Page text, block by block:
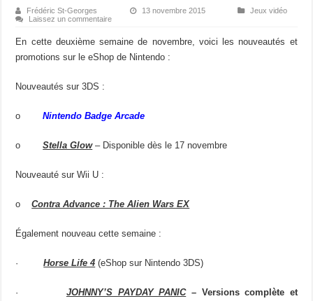
Frédéric St-Georges 13 novembre 2015
Jeux vidéo
Laissez un commentaire
En cette deuxième semaine de novembre, voici les nouveautés et
promotions sur le eShop de Nintendo :
Nouveautés sur 3DS :
oNintendo Badge Arcade
o Stella Glow –Disponible dès le 17 novembre
Nouveauté sur Wii U :
oContra Advance : The Alien Wars EX
Également nouveau cette semaine :
· Horse Life 4 (eShop sur Nintendo 3DS)
· JOHNNY’S PAYDAY PANIC – Versions complète et